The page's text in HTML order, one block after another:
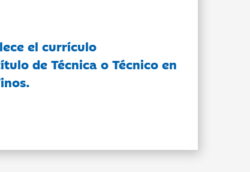
el currículo
de Técnica o Técnico en